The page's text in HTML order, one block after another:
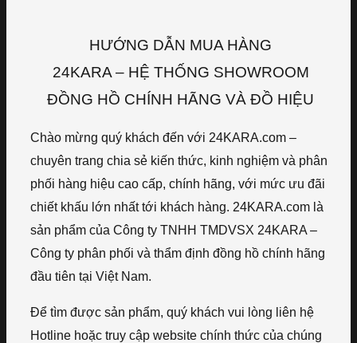
HƯỚNG DẪN MUA HÀNG
24KARA – HỆ THỐNG SHOWROOM
ĐỒNG HỒ CHÍNH HÃNG VÀ ĐỒ HIỆU
Chào mừng quý khách đến với 24KARA.com –
chuyên trang chia sẻ kiến thức, kinh nghiệm và phân
phối hàng hiệu cao cấp, chính hãng, với mức ưu đãi
chiết khấu lớn nhất tới khách hàng. 24KARA.com là
sản phẩm của Công ty TNHH TMDVSX 24KARA –
Công ty phân phối và thẩm định đồng hồ chính hãng
đầu tiên tại Việt Nam.
Để tìm được sản phẩm, quý khách vui lòng liên hệ
Hotline hoặc truy cập website chính thức của chúng